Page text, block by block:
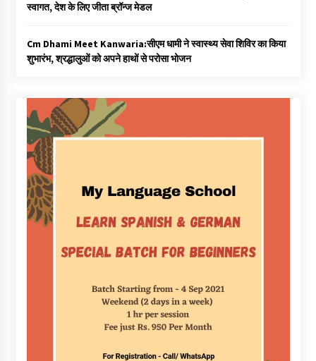
स्वागत, देश के लिए जीता ब्रॉन्ज मेडल
Cm Dhami Meet Kanwaria:सीएम धामी ने स्वास्थ्य सेवा शिविर का किया
शुभारंभ, श्रद्धालुओं को अपने हाथों से परोसा भोजन